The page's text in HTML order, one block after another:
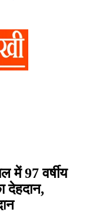
में 97 वर्षीय
देहदान,